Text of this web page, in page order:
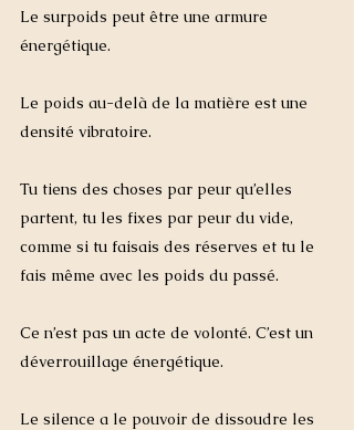
Le surpoids peut être une armure
énergétique.
Le poids au-delà de la matière est une
densité vibratoire.
Tu tiens des choses par peur qu’elles
partent, tu les fixes par peur du vide,
comme si tu faisais des réserves et tu le
fais même avec les poids du passé.
Ce n’est pas un acte de volonté. C’est un
déverrouillage énergétique.
Le silence a le pouvoir de dissoudre les